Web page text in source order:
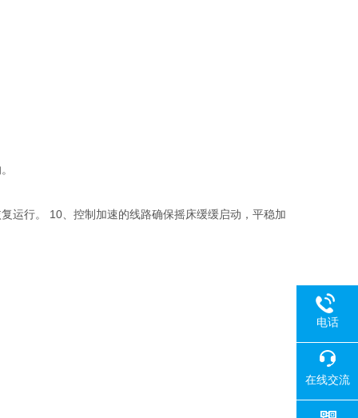
运行。 10、控制加速的线路确保摇床缓缓启动，平稳加
电话
在线交流